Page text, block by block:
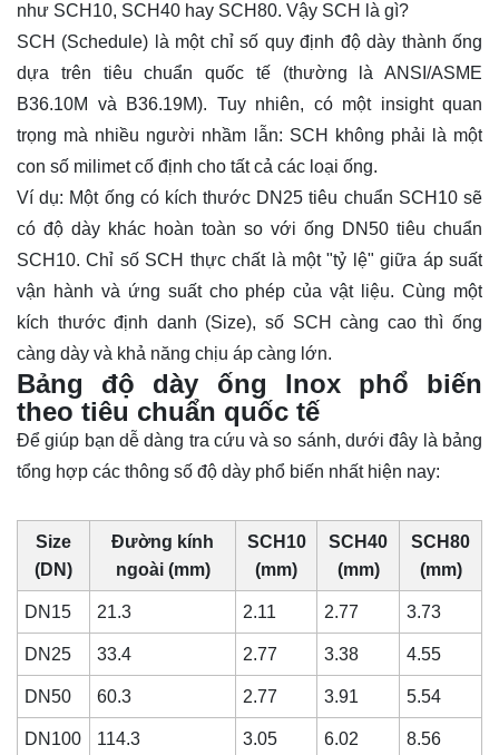
như SCH10, SCH40 hay SCH80. Vậy SCH là gì?
SCH (Schedule) là một chỉ số quy định độ dày thành ống
dựa trên tiêu chuẩn quốc tế (thường là ANSI /ASME
B36.10M và B36.19M). Tuy nhiên, có một insight quan
trọng mà nhiều người nhầm lẫn: SCH không phải là một
con số milimet cố định cho tất cả các loại ống.
Ví dụ: Một ống có kích thước DN25 tiêu chuẩn SCH10 sẽ
có độ dày khác hoàn toàn so với ống DN50 tiêu chuẩn
SCH10. Chỉ số SCH thực chất là một "tỷ lệ" giữa áp suất
vận hành và ứng suất cho phép của vật liệu. Cùng một
kích thước định danh (Size), số SCH càng cao thì ống
càng dày và khả năng chịu áp càng lớn.
Bảng độ dày ống lnox phổ biến
theo tiêu chuẩn quốc tế
Để giúp bạn dễ dàng tra cứu và so sánh, dưới đây là bảng
tổng hợp các thông số độ dày phổ biến nhất hiện nay:
Size
(DN)
Đường kính
ngoài (mm)
SCH10
(mm)
SCH40
(mm)
SCH80
(mm)
DN15 21.3 2.11 2.77 3.73
DN25 33.4 2.77 3.38 4.55
DN50 60.3 2.77 3.91 5.54
DN100 114.3 3.05 6.02 8.56